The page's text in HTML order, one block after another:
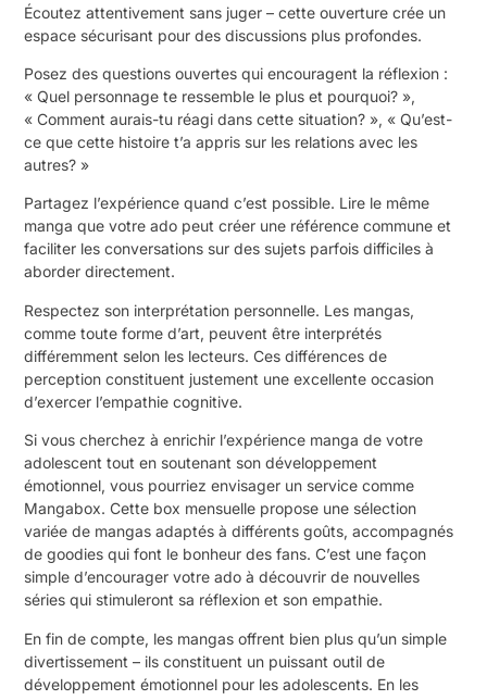
Écoutez attentivement sans juger – cette ouverture crée un
espace sécurisant pour des discussions plus profondes.
Posez des questions ouvertes qui encouragent la réflexion :
« Quel personnage te ressemble le plus et pourquoi? »,
« Comment aurais-tu réagi dans cette situation? », « Qu’est-
ce que cette histoire t’a appris sur les relations avec les
autres? »
Partagez l’expérience quand c’est possible. Lire le même
manga que votre ado peut créer une référence commune et
faciliter les conversations sur des sujets parfois difficiles à
aborder directement.
Respectez son interprétation personnelle. Les mangas,
comme toute forme d’art, peuvent être interprétés
différemment selon les lecteurs. Ces différences de
perception constituent justement une excellente occasion
d’exercer l’empathie cognitive.
Si vous cherchez à enrichir l’expérience manga de votre
adolescent tout en soutenant son développement
émotionnel, vous pourriez envisager un service comme
Mangabox. Cette box mensuelle propose une sélection
variée de mangas adaptés à différents goûts, accompagnés
de goodies qui font le bonheur des fans. C’est une façon
simple d’encourager votre ado à découvrir de nouvelles
séries qui stimuleront sa réflexion et son empathie.
En fin de compte, les mangas offrent bien plus qu’un simple
divertissement – ils constituent un puissant outil de
développement émotionnel pour les adolescents. En les